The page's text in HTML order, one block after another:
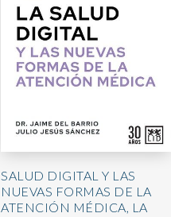
SALUD DIGITAL Y LAS
NUEVAS FORMAS DE LA
ATENCIÓN MÉDICA, LA